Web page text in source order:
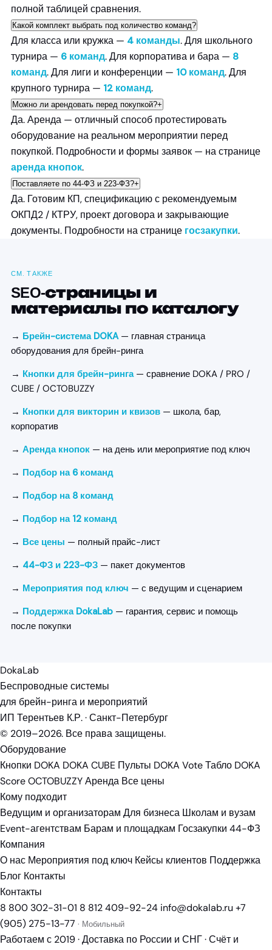
полной таблицей сравнения.
Какой комплект выбрать под количество команд?
Для класса или кружка — 4 команды. Для школьного
турнира — 6 команд. Для корпоратива и бара — 8
команд. Для лиги и конференции — 10 команд. Для
крупного турнира — 12 команд.
Можно ли арендовать перед покупкой?+
Да. Аренда — отличный способ протестировать
оборудование на реальном мероприятии перед
покупкой. Подробности и формы заявок — на странице
аренда кнопок.
Поставляете по 44-ФЗ и 223-ФЗ?+
Да. Готовим КП, спецификацию с рекомендуемым
ОКПД2 / КТРУ, проект договора и закрывающие
документы. Подробности на странице госзакупки.
СМ. ТАКЖЕ
SEO-страницы и
материалы по каталогу
→ Брейн-система DOKA— главная страница
оборудования для брейн-ринга
→ Кнопки для брейн-ринга— сравнение DOKA / PRO /
CUBE / OCTOBUZZY
→ Кнопки для викторин и квизов — школа, бар,
корпоратив
→ Аренда кнопок — на день или мероприятие под ключ
→ Подбор на 6 команд
→ Подбор на 8 команд
→ Подбор на 12 команд
→ Все цены — полный прайс-лист
→ 44-ФЗ и 223-ФЗ — пакет документов
→ Мероприятия под ключ — с ведущим и сценарием
→ Поддержка DokaLab — гарантия, сервис и помощь
после покупки
DokaLab
Беспроводные системы
для брейн-ринга и мероприятий
ИП Терентьев К.Р. · Санкт-Петербург
© 2019–2026. Все права защищены.
Оборудование
Кнопки DOKA DOKA CUBE Пульты DOKA VoteТабло DOKA
ScoreOCTOBUZZYАренда Все цены
Кому подходит
Ведущим и организаторам Для бизнеса Школам и вузам
Event-агентствам Барам и площадкам Госзакупки 44-ФЗ
Компания
О нас Мероприятия под ключ Кейсы клиентов Поддержка
Блог Контакты
Контакты
8 800 302-31-01 8 812 409-92-24 info@dokalab.ru +7
(905) 275-13-77 · Мобильный
Работаем с 2019 · Доставка по России и СНГ · Счёт и